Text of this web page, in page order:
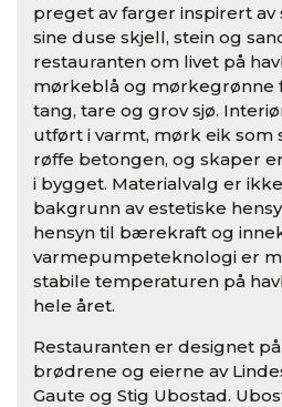
preget av farger inspirert av
sine duse skjell, stein og
restauranten om livet på
mørkeblå og mørkegrønne
tang, tare og grov sjø.
utført i varmt, mørk eik som
røffe betongen, og skaper
i bygget. Materialvalg er
bakgrunn av estetiske
hensyn til bærekraft og
varmepumpeteknologi er
stabile temperaturen på
hele året.
Restauranten er designet
brødrene og eierne av
Gaute og Stig Ubostad.